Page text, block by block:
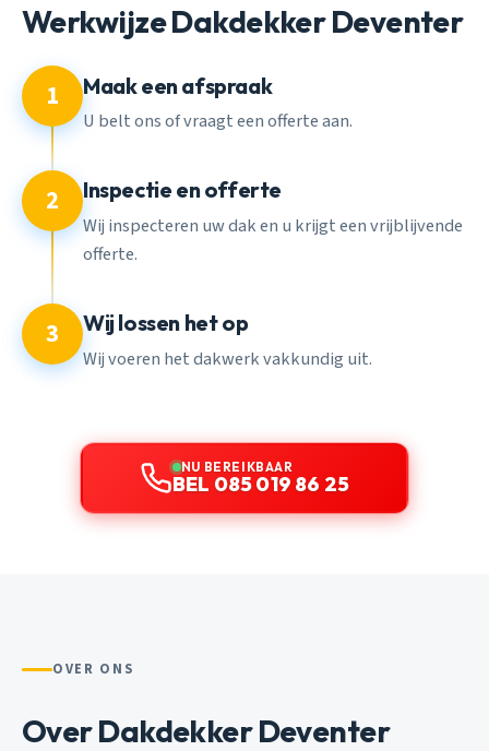
Werkwijze Dakdekker Deventer
1 Maak een afspraak
U belt ons of vraagt een offerte aan.
2 Inspectie en offerte
Wij inspecteren uw dak en u krijgt een vrijblijvende
offerte.
3 Wij lossen het op
Wij voeren het dakwerk vakkundig uit.
NU BEREIKBAAR
BEL 085 019 86 25
OVER ONS
Over Dakdekker Deventer